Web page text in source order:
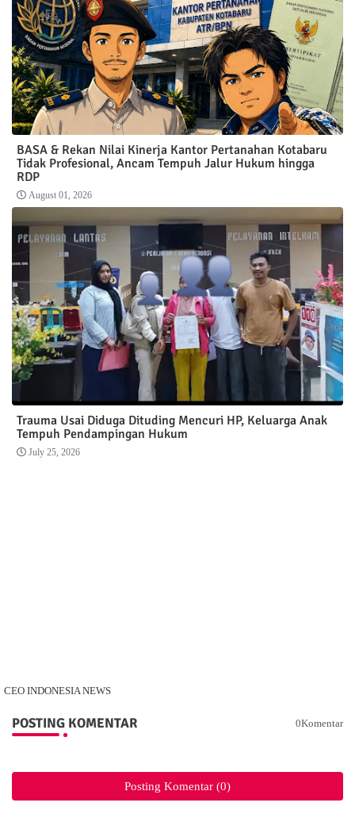
BASA & Rekan Nilai Kinerja Kantor Pertanahan Kotabaru
Tidak Profesional, Ancam Tempuh Jalur Hukum hingga
RDP
August 01, 2026
Trauma Usai Diduga Dituding Mencuri HP, Keluarga Anak
Tempuh Pendampingan Hukum
July 25, 2026
CEO INDONESIA NEWS
POSTING KOMENTAR 0Komentar
Posting Komentar (0)